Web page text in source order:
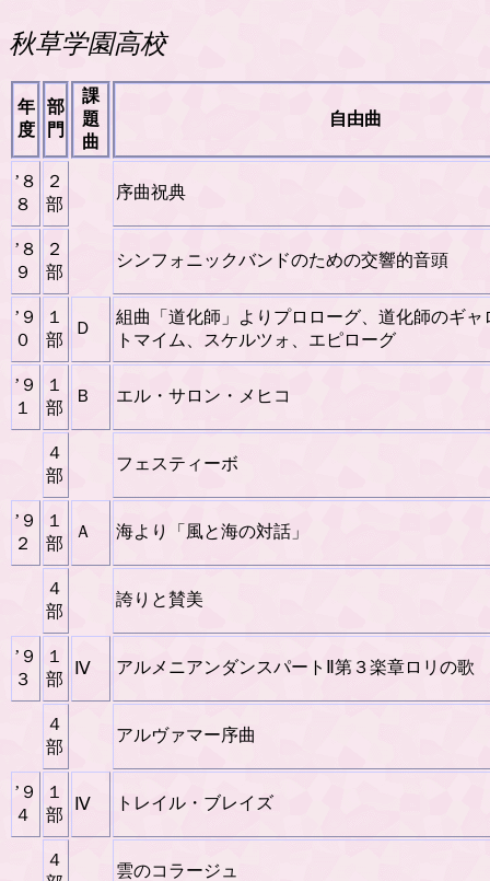
秋草学園高
年
度
部
門
課
題
曲
自由曲
’８
８
２
部
序曲祝典
’８
９
２
部
シンフォニックバンドのための交響的音頭
’９
０
１
部
Ｄ
組曲「道化師」よりプロローグ、道化師のギャ
トマイム、スケルツォ、エピローグ
’９
１
１
部
Ｂ エル・サロン・メヒコ
４
部
フェスティーボ
’９
２
１
部
Ａ 海より「風と海の対話」
４
部
誇りと賛美
’９
３
１
部
Ⅳ アルメニアンダンスパートⅡ第３楽章ロリの歌
４
部
アルヴァマー序曲
’９
４
１
部
Ⅳ トレイル・ブレイズ
４
雲のコラージュ